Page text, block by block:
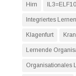
Hirn IL3=ELF10
Integriertes Lernen
Klagenfurt
Lernende
Organisationales